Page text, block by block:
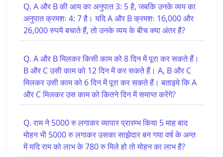
Q. A और B की आय का अनुपात 3: 5 है, जबकि उनके व्यय का
अनुपात क्रमशः 4: 7 है। यदि A और B क्रमशः 16,000 और
26,000 रुपये बचाते हैं, तो उनके व्यय के बीच क्या अंतर है?
Q. A और B मिलकर किसी काम को 8 दिन में पूरा कर सकते हैं।
B और C उसी काम को 12 दिन में कर सकते हैं। A, B और C
मिलकर उसी काम को 6 दिन में पूरा कर सकते हैं। बताइये कि A
और C मिलकर उस काम को कितने दिन में समाप्त करेंगे?
Q. राम ने 5000 रु लगाकर व्यापार प्रारम्भ किया 5 माह बाद
मोहन भी 5000 रु लगाकर उसका साझेदार बन गया वर्ष के अन्त
में यदि राम को लाभ के 780 रु मिले हो तो मोहन का लाभ है?